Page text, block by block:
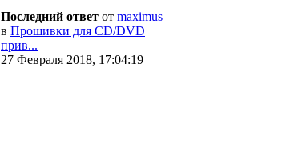
Последний ответ от maximus
в Прошивки для CD/DVD
прив...
27 Февраля 2018, 17:04:19